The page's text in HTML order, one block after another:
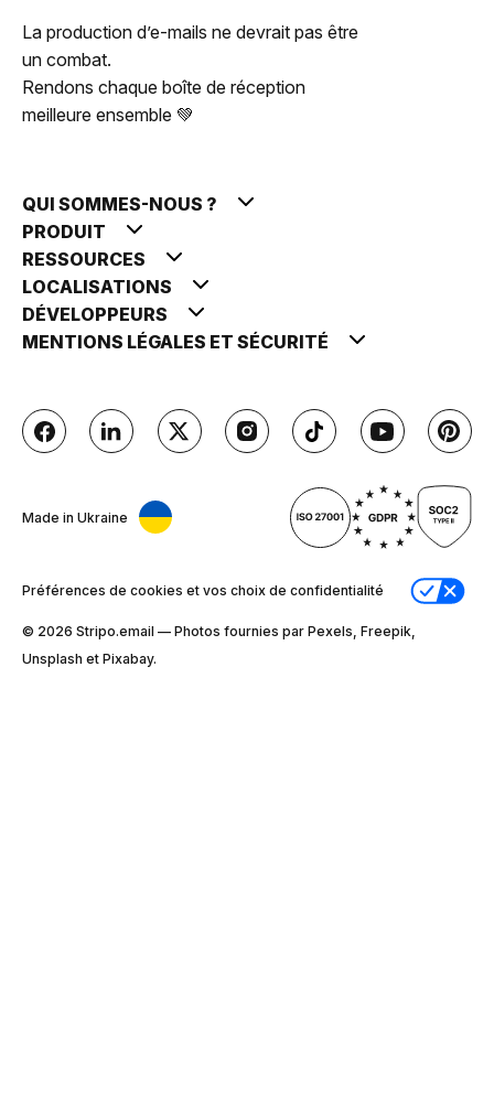
La production d’e-mails ne devrait pas être
un combat.
Rendons chaque boîte de réception
meilleure ensemble 💚
QUI SOMMES-NOUS ?
PRODUIT
RESSOURCES
LOCALISATIONS
DÉVELOPPEURS
MENTIONS LÉGALES ET SÉCURITÉ
Made in Ukraine
Préférences de cookies et vos choix de confidentialité
© 2026 Stripо.email — Photos fournies par Pexels, Freepik,
Unsplash et Pixabay.